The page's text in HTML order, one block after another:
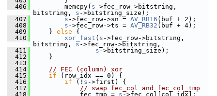
  406
memcpy( s ->fec_row->bitstring,
bitstring, s ->bitstring_size);
  407
s ->fec_row->sn = AV_RB16 (buf + 2);
  408
s ->fec_row->ts = AV_RB32 (buf + 4);
  409
} else {
  410
xor_fast ( s ->fec_row->bitstring,
bitstring, s ->fec_row->bitstring,
  411
s ->bitstring_size);
  412
}
  413
  414
// FEC (column) xor
  415
if (row_idx == 0) {
  416
if (! s ->first) {
  417
// swap fec_col and fec_col_tmp
  418
fec_tmp = s ->fec_col[col_idx];